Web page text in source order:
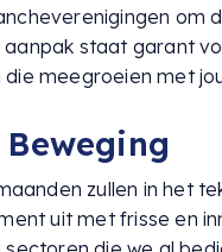
om
aanpak staat garant
meegroeien met
zullen in het
uit met frisse en